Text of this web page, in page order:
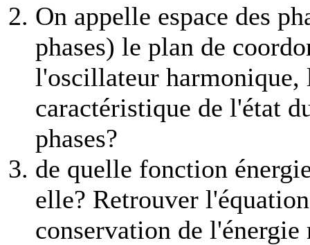
On appelle espace des
phases) le plan de
l'oscillateur
caractéristique de l'état
phases?
de quelle fonction
elle? Retrouver
conservation de l'énergie